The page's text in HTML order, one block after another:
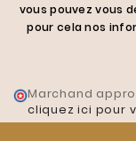
vous pouvez vous
pour cela nos
Marchand
cliquez ici pour